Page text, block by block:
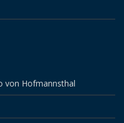
von Hofmannsthal